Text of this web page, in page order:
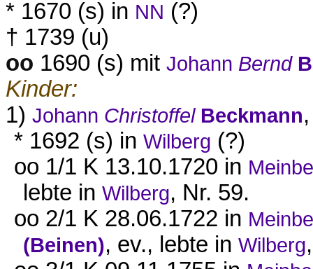
* 1670 (s) in NN (?)
† 1739 (u)
oo 1690 (s) mit Johann Bernd
Kinder:
1) Johann Christoffel Beckmann
* 1692 (s) inWilberg (?)
oo 1/1 K 13.10.1720 in
lebte in Wilberg, Nr. 59.
oo 2/1 K 28.06.1722 in
(Beinen), ev., lebte in Wilberg